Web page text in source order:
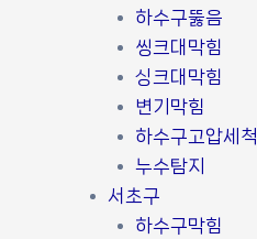
하수구뚫음
씽크대막힘
싱크대막힘
변기막힘
하수구고압세척
누수탐지
서초구
하수구막힘